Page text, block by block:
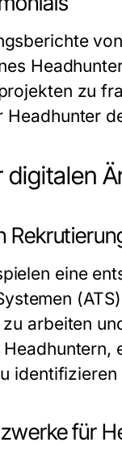
zu
Headhunter
digitalen
eine
arbeiten
für